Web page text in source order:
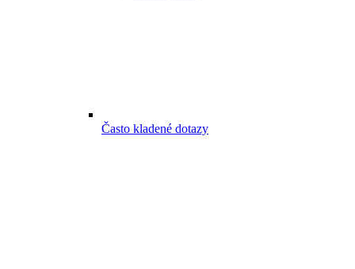
Často kladené dotazy